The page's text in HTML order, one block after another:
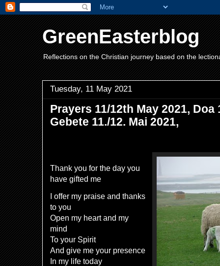
GreenEasterblog
Reflections on the Christian journey based on the
Tuesday, 11 May 2021
Prayers 11/12th May 2021, Doa
Gebete 11./12. Mai 2021,
Thank you for the day you
have gifted me
I offer my praise and thanks
to you
Open my heart and my
mind
To your Spirit
And give me your presence
In my life today